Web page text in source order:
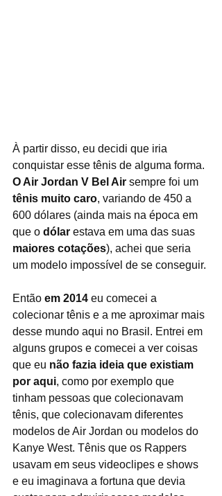
À partir disso, eu decidi que iria
conquistar esse tênis de alguma forma.
O Air Jordan V Bel Air sempre foi um
tênis muito caro, variando de 450 a
600 dólares (ainda mais na época em
que o dólar estava em uma das suas
maiores cotações), achei que seria
um modelo impossível de se conseguir.
Então em 2014 eu comecei a
colecionar tênis e a me aproximar mais
desse mundo aqui no Brasil. Entrei em
alguns grupos e comecei a ver coisas
que eu não fazia ideia que existiam
por aqui, como por exemplo que
tinham pessoas que colecionavam
tênis, que colecionavam diferentes
modelos de Air Jordan ou modelos do
Kanye West. Tênis que os Rappers
usavam em seus videoclipes e shows
e eu imaginava a fortuna que devia